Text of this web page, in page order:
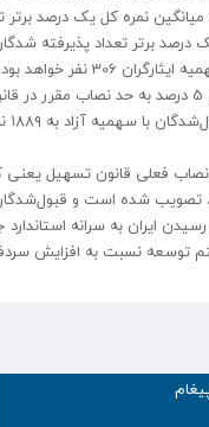
تصویب شده است و
توسعه نسبت به افزایش